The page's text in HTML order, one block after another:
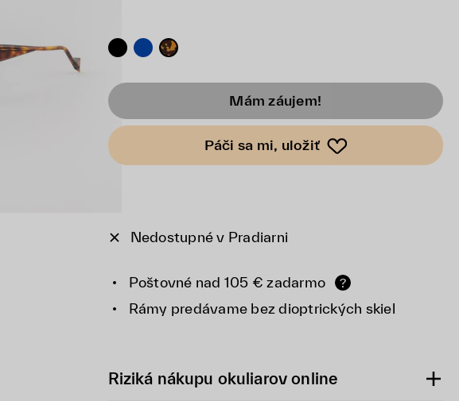
Mám záujem!
Páči sa mi, uložiť
Nedostupné v Pradiarni
Poštovné nad 105 € zadarmo ?
Rámy predávame bez dioptrických skiel
Riziká nákupu okuliarov online